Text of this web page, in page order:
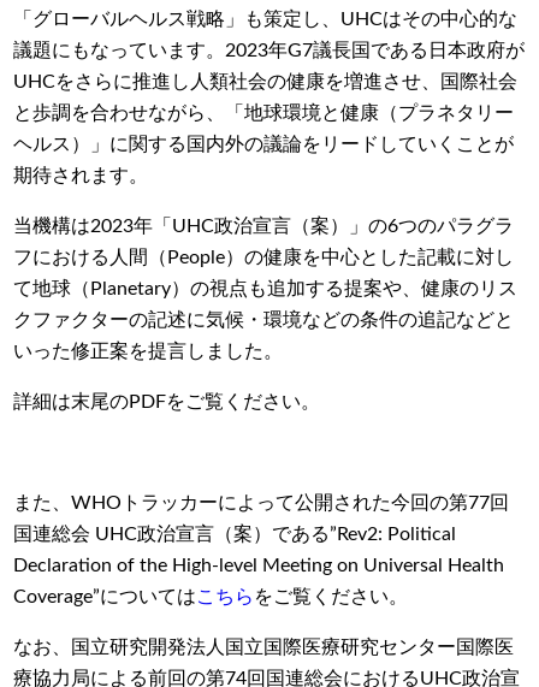
「グローバルヘルス戦略」も策定し、UHCはその中心的な
議題にもなっています。2023年G7議長国である日本政府が
UHCをさらに推進し人類社会の健康を増進させ、国際社会
と歩調を合わせながら、「地球環境と健康（プラネタリー
ヘルス）」に関する国内外の議論をリードしていくことが
期待されます。
当機構は2023年「UHC政治宣言（案）」の6つのパラグラ
フにおける人間（People）の健康を中心とした記載に対し
て地球（Planetary）の視点も追加する提案や、健康のリス
クファクターの記述に気候・環境などの条件の追記などと
いった修正案を提言しました。
詳細は末尾のPDFをご覧ください。
また、WHOトラッカーによって公開された今回の第77回
国連総会 UHC政治宣言（案）である”Rev2: Political
Declaration of the High-level Meeting on Universal Health
Coverage”についてはこちら をご覧ください。
なお、国立研究開発法人国立国際医療研究センター国際医
療協力局による前回の第74回国連総会におけるUHC政治宣